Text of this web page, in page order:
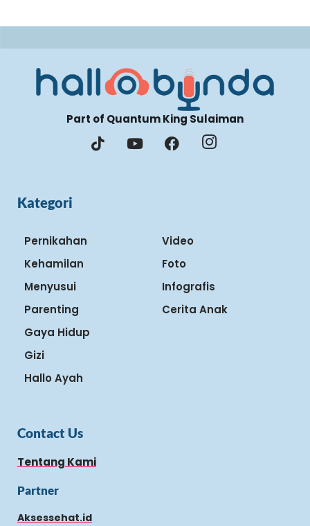
Part of Quantum King Sulaiman
Kategori
Pernikahan
Kehamilan
Menyusui
Parenting
Gaya Hidup
Gizi
Hallo Ayah
Video
Foto
Infografis
Cerita Anak
Contact Us
Tentang Kami
Partner
Aksessehat.id